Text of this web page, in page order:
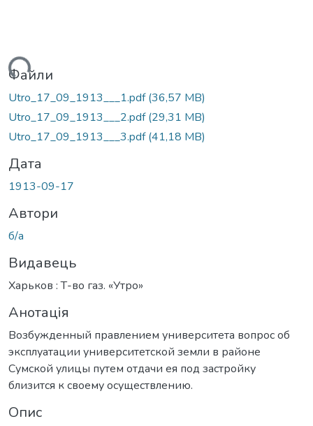
Файли
Utro_17_09_1913___1.pdf(36,57 MB)
Utro_17_09_1913___2.pdf(29,31 MB)
Utro_17_09_1913___3.pdf(41,18 MB)
Дата
1913-09-17
Автори
б/а
Видавець
Харьков : Т-во газ. «Утро»
Анотація
Возбужденный правлением университета вопрос об
эксплуатации университетской земли в районе
Сумской улицы путем отдачи ея под застройку
близится к своему осуществлению.
Опис